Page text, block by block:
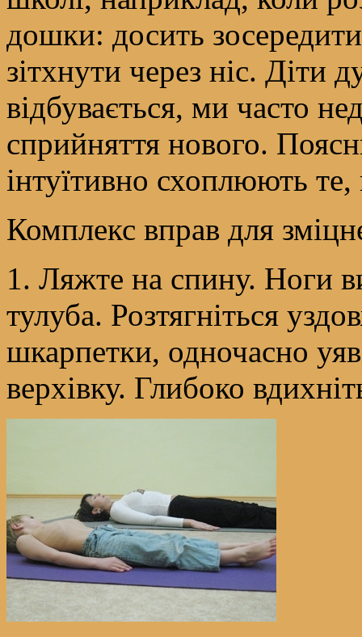
дошки: досить
зітхнути через ніс. Діти
відбувається, ми часто
сприйняття нового.
інтуїтивно схоплюють
Комплекс вправ для
1. Ляжте на спину. Ноги
тулуба. Розтягніться
шкарпетки, одночасно
верхівку. Глибоко